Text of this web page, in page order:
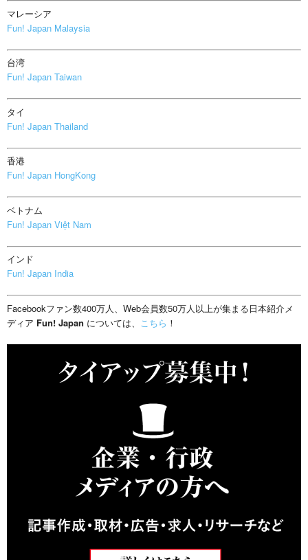
マレーシア
Fun! Japan Malaysia
台湾
Fun! Japan Taiwan
タイ
Fun! Japan Thailand
香港
Fun! Japan HongKong
ベトナム
Fun! Japan Việt Nam
インド
Fun! Japan India
Facebookファン数400万人、Web会員数50万人以上が集まる日本紹介メ
ディア Fun! Japan については、 こちら ！